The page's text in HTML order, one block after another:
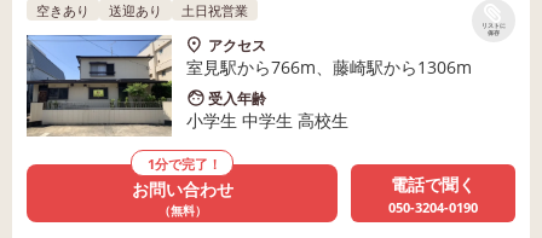
リストに
保存
空きあり 送迎あり 土日祝営業
アクセス
室見駅から766m、藤崎駅から1306m
受入年齢
小学生 中学生 高校生
1分で完了！
お問い合わせ
（無料）
電話で聞く
050-3204-0190